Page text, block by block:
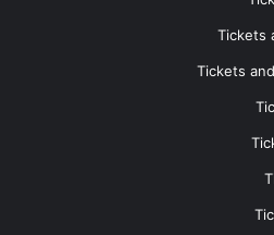
Tickets
Tickets